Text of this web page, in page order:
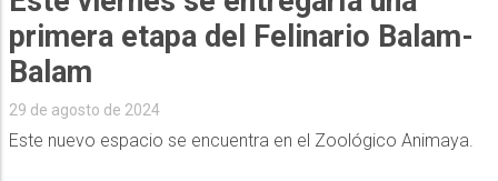
primera etapa del Felinario Balam-
Balam
29 de agosto de 2024
Este nuevo espacio se encuentra en el Zoológico Animaya.